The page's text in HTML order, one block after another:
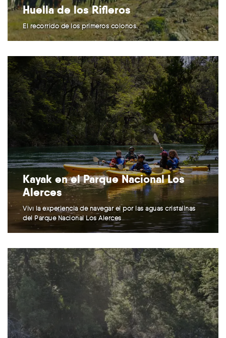
Huella de los Rifleros
El recorrido de los primeros colonos.
Kayak en el Parque Nacional Los
Alerces
Viví la experiencia de navegar el por las aguas cristalinas
del Parque Nacional Los Alerces